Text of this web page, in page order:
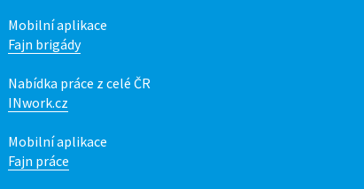
Mobilní aplikace
Fajn brigády
Nabídka práce z celé ČR
INwork.cz
Mobilní aplikace
Fajn práce